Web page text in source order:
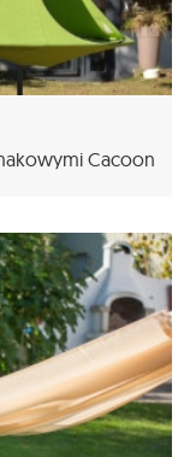
Cacoon